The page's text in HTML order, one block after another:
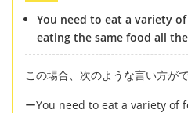
You need to eat a variety
eating the same food all
この場合、次のような言い方がで
ーYou need to eat a variety of